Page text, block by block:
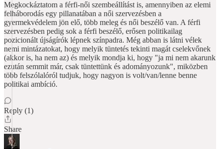
Megkockáztatom a férfi-női szembeállítást is, amennyiben az elemi
felháborodás egy pillanatában a női szervezésben a
gyermekvédelem jön elő, több meleg és női beszélő van. A férfi
szervezésben pedig sok a férfi beszélő, erősen politikailag
pozicionált újságírók lépnek színpadra. Még abban is látni vélek
nemi mintázatokat, hogy melyik tüntetés tekinti magát cselekvőnek
(akkor is, ha nem az) és melyik mondja ki, hogy "ja mi nem akarunk
ezután semmit már, csak tüntettünk és adományozunk", miközben
több felszólalóról tudjuk, hogy nagyon is volt/van/lenne benne
politikai ambíció.
Reply (1)
Share